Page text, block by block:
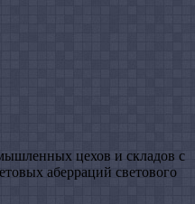
цехов и складов с
аберраций светового